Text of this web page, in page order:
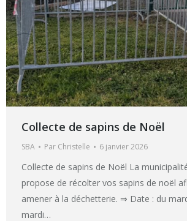
Collecte de sapins de Noël
SBA Par Christelle 6 janvier 2026
Collecte de sapins de Noël La
propose de récolter vos sapins de noël
amener à la déchetterie. ⇒ Date : du
mardi…